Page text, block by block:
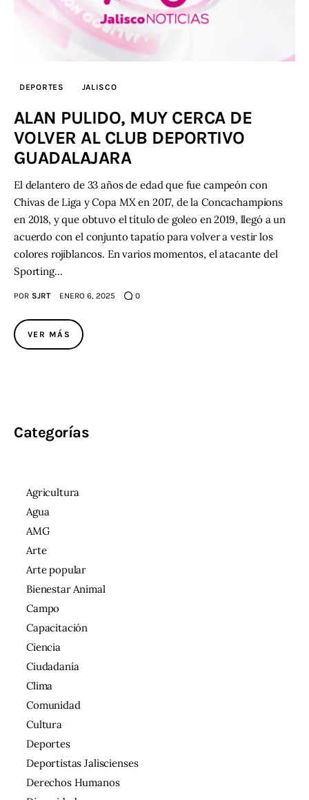
DEPORTES JALISCO
ALAN PULIDO, MUY CERCA DE
VOLVER AL CLUB DEPORTIVO
GUADALAJARA
El delantero de 33 años de edad que fue campeón con
Chivas de Liga y Copa MX en 2017, de la Concachampions
en 2018, y que obtuvo el título de goleo en 2019, llegó a un
acuerdo con el conjunto tapatío para volver a vestir los
colores rojiblancos. En varios momentos, el atacante del
Sporting…
POR SJRT ENERO 6, 2025 0
VER MÁS
Categorías
Agricultura
Agua
AMG
Arte
Arte popular
Bienestar Animal
Campo
Capacitación
Ciencia
Ciudadanía
Clima
Comunidad
Cultura
Deportes
Deportistas Jaliscienses
Derechos Humanos